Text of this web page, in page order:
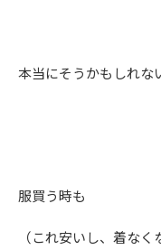
本当にそうかもしれな
服買う時も
（これ安いし、着な